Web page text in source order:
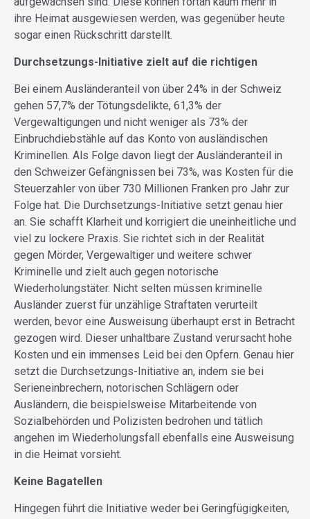
ihre Heimat ausgewiesen werden, was gegenüber heute
sogar einen Rückschritt darstellt.
Durchsetzungs-Initiative zielt auf die richtigen
Bei einem Ausländeranteil von über 24% in der Schweiz
gehen 57,7% der Tötungsdelikte, 61,3% der
Vergewaltigungen und nicht weniger als 73% der
Einbruchdiebstähle auf das Konto von ausländischen
Kriminellen. Als Folge davon liegt der Ausländeranteil in
den Schweizer Gefängnissen bei 73%, was Kosten für die
Steuerzahler von über 730 Millionen Franken pro Jahr zur
Folge hat. Die Durchsetzungs-Initiative setzt genau hier
an. Sie schafft Klarheit und korrigiert die uneinheitliche und
viel zu lockere Praxis. Sie richtet sich in der Realität
gegen Mörder, Vergewaltiger und weitere schwer
Kriminelle und zielt auch gegen notorische
Wiederholungstäter. Nicht selten müssen kriminelle
Ausländer zuerst für unzählige Straftaten verurteilt
werden, bevor eine Ausweisung überhaupt erst in Betracht
gezogen wird. Dieser unhaltbare Zustand verursacht hohe
Kosten und ein immenses Leid bei den Opfern. Genau hier
setzt die Durchsetzungs-Initiative an, indem sie bei
Serieneinbrechern, notorischen Schlägern oder
Ausländern, die beispielsweise Mitarbeitende von
Sozialbehörden und Polizisten bedrohen und tätlich
angehen im Wiederholungsfall ebenfalls eine Ausweisung
in die Heimat vorsieht.
Keine Bagatellen
Hingegen führt die Initiative weder bei Geringfügigkeiten,